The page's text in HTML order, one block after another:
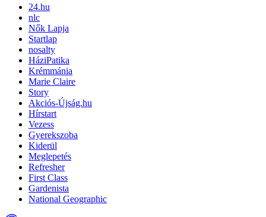
24.hu
nlc
Nők Lapja
Startlap
nosalty
HáziPatika
Krémmánia
Marie Claire
Story
Akciós-Újság.hu
Hírstart
Vezess
Gyerekszoba
Kiderül
Meglepetés
Refresher
First Class
Gardenista
National Geographic